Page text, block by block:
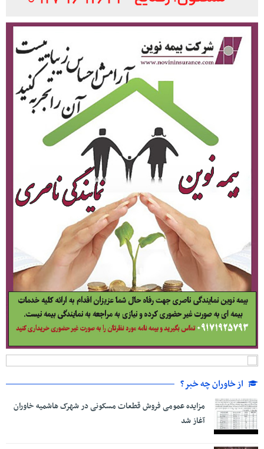
از خاوران چه خبر؟
مزایده عمومی فروش قطعات مسکونی در شهرک هاشمیه خاوران
آغاز شد